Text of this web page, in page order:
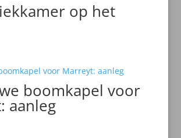
op het
boomkapel voor
aanleg